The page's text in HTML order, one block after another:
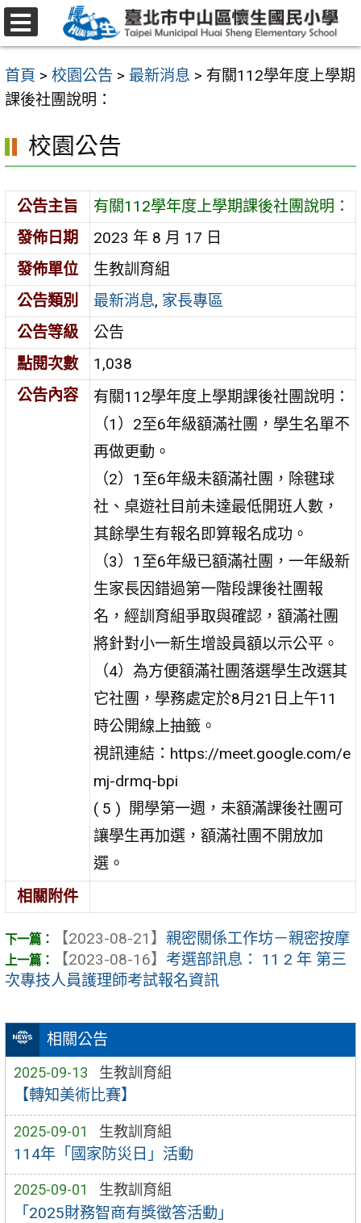
跳
至
要
內
區
首頁 > 校園公告 > 最新消息 > 有關112學年度上學期
課後社團說明：
相關公告
2025-09-13 生教訓育組
【轉知美術比賽】
2025-09-01 生教訓育組
114年「國家防災日」活動
2025-09-01 生教訓育組
「2025財務智商有獎徵答活動」
校園公告
公告主旨
有關112學年度上學期課後社團說明：
發佈日期
2023 年 8 月 17 日
發佈單位
生教訓育組
公告類別
最新消息, 家長專區
公告等級
公告
點閱次數
1,038
公告內容
有關112學年度上學期課後社團說明：
（1）2至6年級額滿社團，學生名單不
再做更動。
（2）1至6年級未額滿社團，除毽球
社、桌遊社目前未達最低開班人數，
其餘學生有報名即算報名成功。
（3）1至6年級已額滿社團，一年級新
生家長因錯過第一階段課後社團報
名，經訓育組爭取與確認，額滿社團
將針對小一新生增設員額以示公平。
（4）為方便額滿社團落選學生改選其
它社團，學務處定於8月21日上午11
時公開線上抽籤。
視訊連結：https://meet.google.com/e
mj-drmq-bpi
( 5 ) 開學第一週，未額滿課後社團可
讓學生再加選，額滿社團不開放加
選。
相關附件
【2023-08-21】 親密關係工作坊－親密按摩
【2023-08-16】 考選部訊息： 11 2 年 第三
次專技人員護理師考試報名資訊
選
單